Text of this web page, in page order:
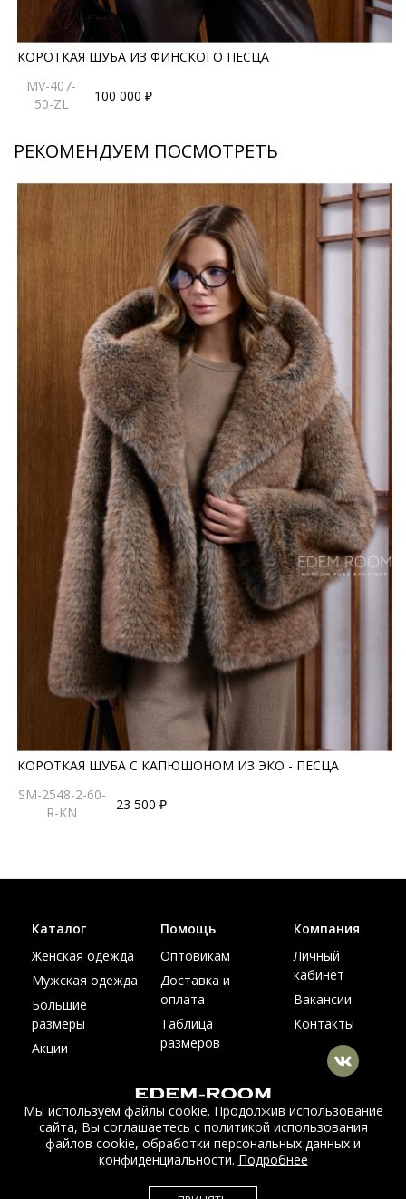
КОРОТКАЯ ШУБА ИЗ ФИНСКОГО ПЕСЦА
MV-407-
50-ZL
100 000 ₽
РЕКОМЕНДУЕМ ПОСМОТРЕТЬ
КОРОТКАЯ ШУБА С КАПЮШОНОМ ИЗ ЭКО - ПЕСЦА
SM-2548-2-60-
R-KN
23 500 ₽
© Интернет магазин верхней одежды из меха и кожи
EDEM-ROOM 2011-2026
Каталог
Женская одежда
Мужская одежда
Большие
размеры
Акции
Помощь
Оптовикам
Доставка и
оплата
Таблица
размеров
Компания
Личный
кабинет
Вакансии
Контакты
Мы используем файлы cookie. Продолжив использование
сайта, Вы соглашаетесь с политикой использования
файлов cookie, обработки персональных данных и
конфиденциальности. Подробнее